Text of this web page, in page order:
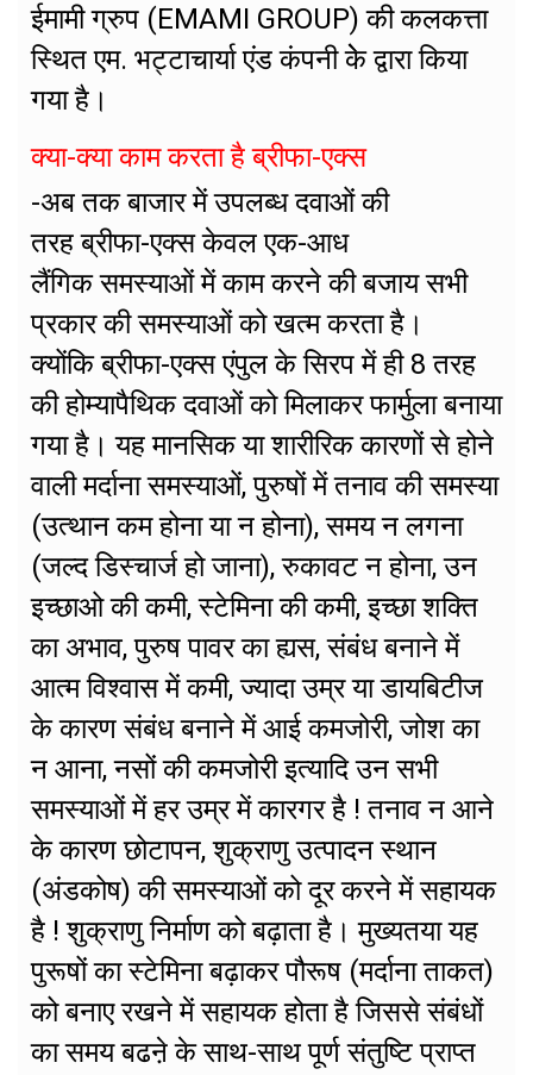
ईमामी ग्रुप (EMAMI GROUP) की कलकत्ता
स्थित एम. भट्टाचार्या एंड कंपनी केे द्वारा किया
गया है।
क्या-क्या काम करता है ब्रीफा-एक्स
-अब तक बाजार में उपलब्ध दवाओं की
तरह ब्रीफा-एक्स केवल एक-आध
लैंगिक समस्याओं में काम करने की बजाय सभी
प्रकार की समस्याओं को खत्म करता है।
क्योंकि ब्रीफा-एक्स एंपुल के सिरप में ही 8 तरह
की होम्यापैथिक दवाओं को मिलाकर फार्मुला बनाया
गया है। यह मानसिक या शारीरिक कारणों से होने
वाली मर्दाना समस्याओं, पुरुषों में तनाव की समस्या
(उत्थान कम होना या न होना), समय न लगना
(जल्द डिस्चार्ज हो जाना), रुकावट न होना, उन
इच्छाओ की कमी, स्टेमिना की कमी, इच्छा शक्ति
का अभाव, पुरुष पावर का ह्यस, संबंध बनाने में
आत्म विश्वास में कमी, ज्यादा उम्र या डायबिटीज
के कारण संबंध बनाने में आई कमजोरी, जोश का
न आना, नसों की कमजोरी इत्यादि उन सभी
समस्याओं में हर उम्र में कारगर है ! तनाव न आने
के कारण छोटापन, शुक्राणु उत्पादन स्थान
(अंडकोष) की समस्याओं को दूर करने में सहायक
है ! शुक्राणु निर्माण को बढ़ाता है। मुख्यतया यह
पुरूषों का स्टेमिना बढ़ाकर पौरूष (मर्दाना ताकत)
को बनाए रखने में सहायक होता है जिससे संबंधों
का समय बढऩे के साथ-साथ पूर्ण संतुष्टि प्राप्त